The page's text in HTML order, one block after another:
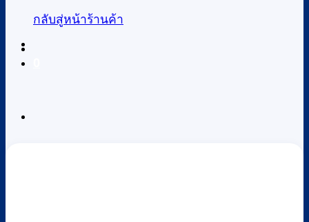
กลับสู่หน้าร้านค้า